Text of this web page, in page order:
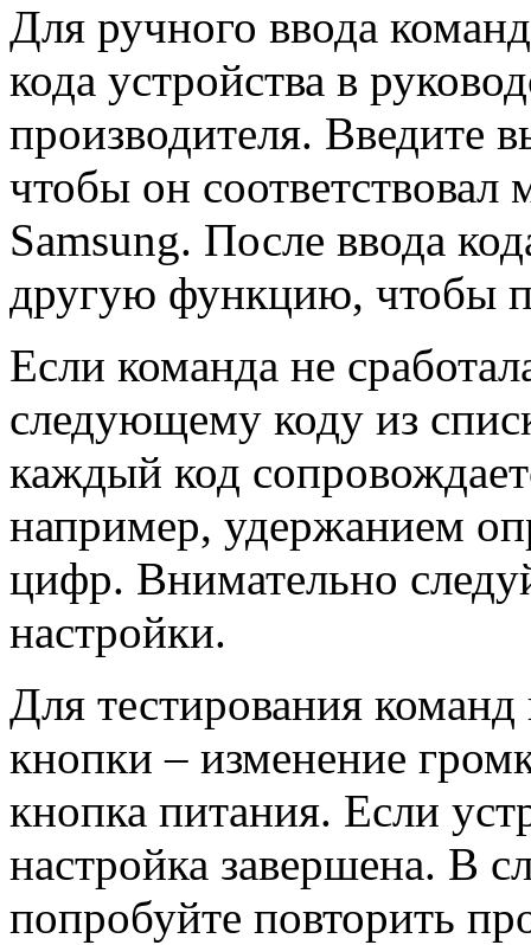
Для ручного ввода
кода устройства в
производителя. Введите
чтобы он соответствовал
Samsung. После ввода
другую функцию, чтобы
Если команда не
следующему коду из
каждый код
например, удержанием
цифр. Внимательно
настройки.
Для тестирования
кнопки – изменение
кнопка питания. Если
настройка завершена. В
попробуйте повторить